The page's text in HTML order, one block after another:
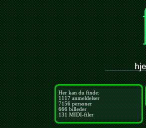
Her kan du finde:
1117anmeldelser
7156personer
666billeder
131MIDI-filer